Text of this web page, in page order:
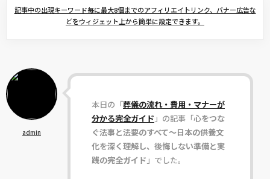
記事中の出現キーワード毎に最大8個までのアフィリエイトリンク、バナー広告な
どをウィジェット上から簡単に設定できます。
admin
本日の「葬儀の流れ・費用・マナーが
分かる完全ガイド 」の記事「心をつな
ぐ法事と法要のすべて〜日本の供養文
化を深く理解し、後悔しない準備と実
践の完全ガイド 」でした。